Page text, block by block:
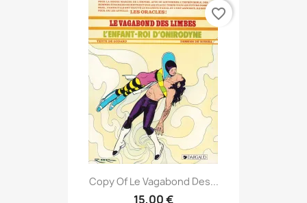
Copy Of Le Vagabond Des...
15,00 €
favorite_border